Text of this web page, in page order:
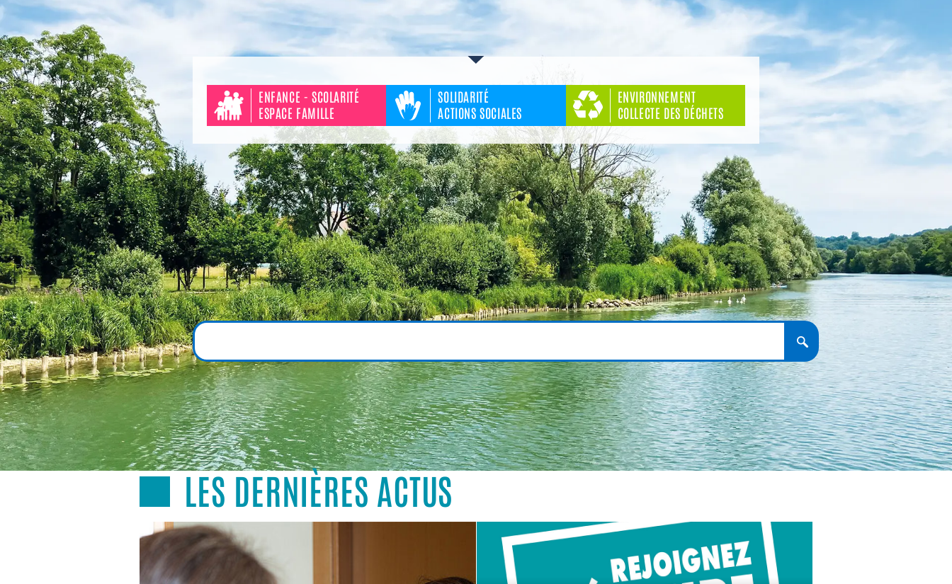
ENFANCE - SCOLARITÉ
ESPACE FAMILLE
SOLIDARITÉ
ACTIONS SOCIALES
ENVIRONNEMENT
COLLECTE DES DÉCHETS
LES DERNIÈRES ACTUS